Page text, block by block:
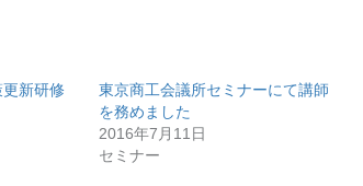
新研修
東京商工会議所セミナーにて講師
を務めました
2016年7月11日
セミナー